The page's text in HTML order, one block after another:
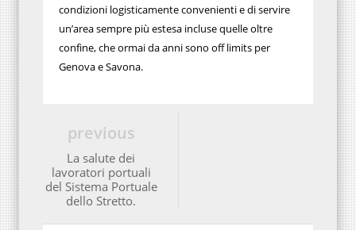
condizioni logisticamente convenienti e di servire
un’area sempre più estesa incluse quelle oltre
confine, che ormai da anni sono off limits per
Genova e Savona.
previous
La salute dei
lavoratori portuali
del Sistema Portuale
dello Stretto.